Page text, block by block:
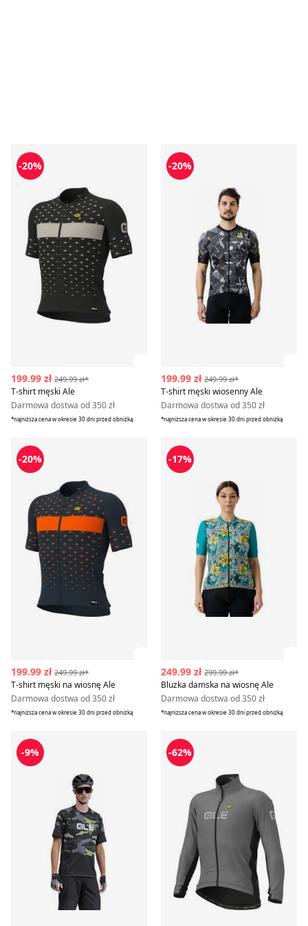
T-shirt męski Ale
-20%
199.99 zł 249.99 zł*
T-shirt męski Ale
Darmowa dostwa od 350 zł
*najniższa cena w okresie 30 dni przed obniżką
T-shirt męski wiosenny Ale
-20%
199.99 zł 249.99 zł*
T-shirt męski wiosenny Ale
Darmowa dostwa od 350 zł
*najniższa cena w okresie 30 dni przed obniżką
T-shirt męski na wiosnę Ale
-20%
199.99 zł 249.99 zł*
T-shirt męski na wiosnę Ale
Darmowa dostwa od 350 zł
*najniższa cena w okresie 30 dni przed obniżką
Bluzka damska na wiosnę
-17%
249.99 zł 299.99 zł*
Bluzka damska na wiosnę Ale
Darmowa dostwa od 350 zł
*najniższa cena w okresie 30 dni przed obniżką
T-shirt męski w nadruki Ale
-9%
Kurtka męska na wiosnę Ale
-62%